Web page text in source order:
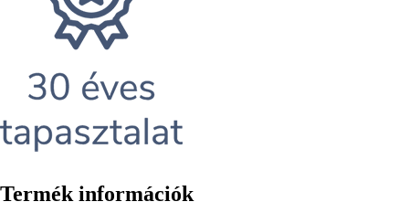
Termék információk